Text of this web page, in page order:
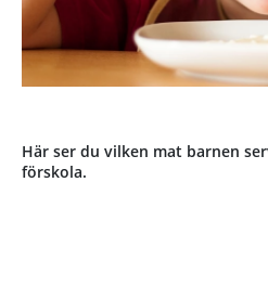
Här ser du vilken mat barnen
förskola.